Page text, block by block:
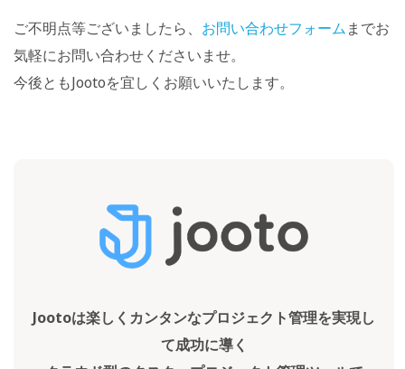
ご不明点等ございましたら、 お問い合わせフォームまでお
気軽にお問い合わせくださいませ。
今後ともJootoを宜しくお願いいたします。
Jootoは楽しくカンタンなプロジェクト管理を実現し
て成功に導く